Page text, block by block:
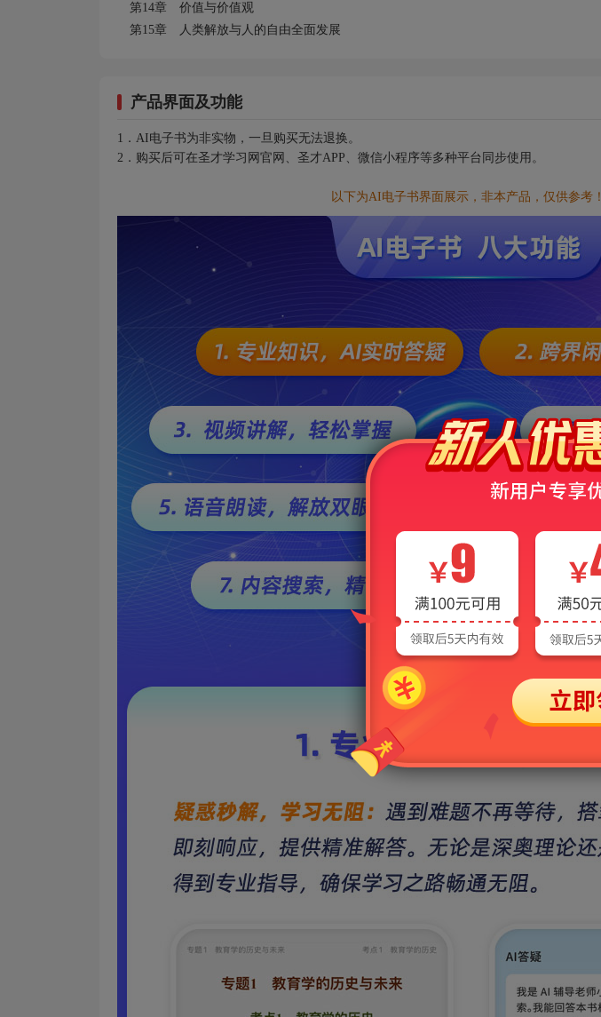
第14章 价值与价值观
第15章 人类解放与人的自由全面发展
产品界面及功能
1．AI电子书为非实物，一旦购买无法退换。
2．购买后可在圣才学习网官网、圣才APP、微信小程序等多种平台同步使用。
以下为AI电子书界面展示，非本产品，仅供参考！